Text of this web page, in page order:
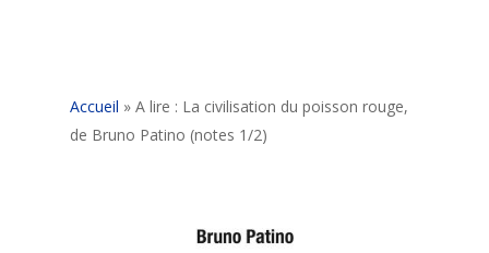
Accueil » A lire : La civilisation du poisson rouge,
de Bruno Patino (notes 1/2)